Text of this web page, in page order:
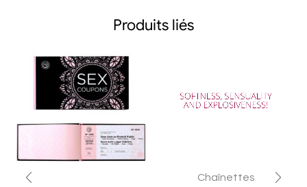
Produits liés
Chaînettes